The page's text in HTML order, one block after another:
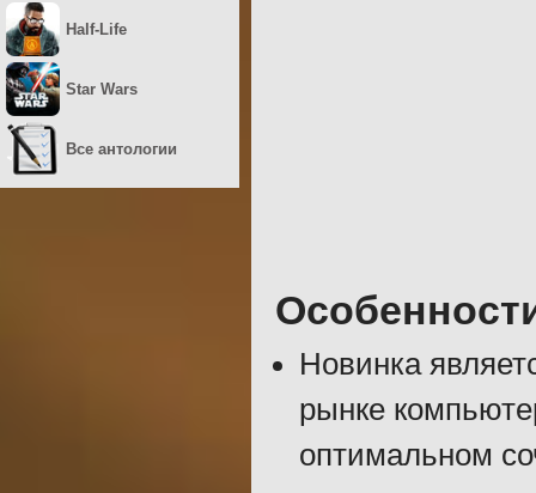
Новинка
рынке
оптимальном
Half-Life
Star Wars
Все антологии